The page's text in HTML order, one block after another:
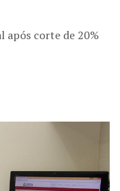
após corte de 20%